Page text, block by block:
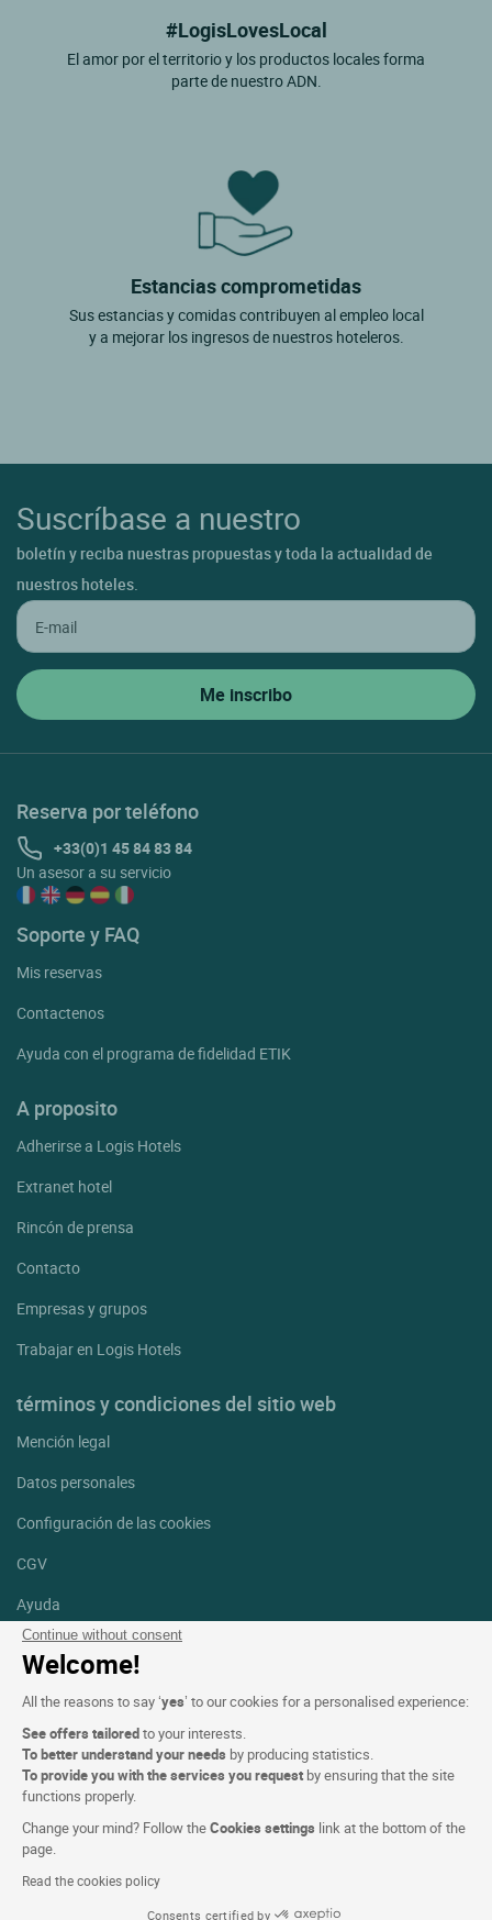
Continue without consent
Welcome!
All the reasons to say ‘yes’ to our cookies for a personalised experience:
See offers tailoredto your interests.
To better understand your needs by producing statistics.
To provide you with the services you request by ensuring that the site
functions properly.
Change your mind? Follow theCookies settings link at the bottom of the
page.
Read the cookies policy
Consents certified by
#LogisLovesLocal
El amor por el territorio y los productos locales forma
parte de nuestro ADN.
Estancias comprometidas
Sus estancias y comidas contribuyen al empleo local
y a mejorar los ingresos de nuestros hoteleros.
Suscríbase a nuestro
boletín y reciba nuestras propuestas y toda la actualidad de
nuestros hoteles.
Reserva por teléfono
+33(0)1 45 84 83 84
Un asesor a su servicio
Soporte y FAQ
Mis reservas
Contactenos
Ayuda con el programa de fidelidad ETIK
A proposito
Adherirse a Logis Hotels
Extranet hotel
Rincón de prensa
Contacto
Empresas y grupos
Trabajar en Logis Hotels
términos y condiciones del sitio web
Mención legal
Datos personales
Configuración de las cookies
CGV
Ayuda
Mapa del sitio
fotografías
Síguenos
Facebook
Instagram
Linkedin